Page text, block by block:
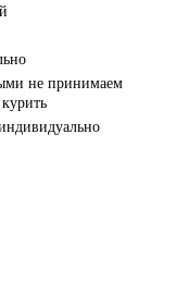
не принимаем